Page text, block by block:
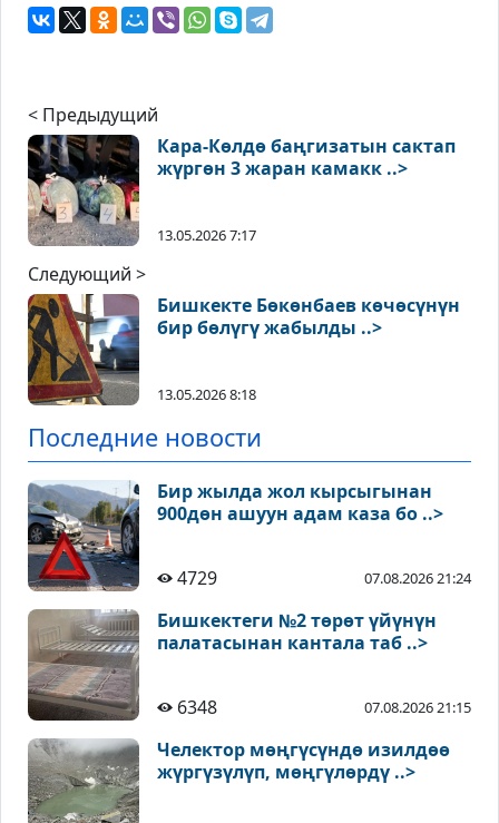
< Предыдущий
Кара-Көлдө баңгизатын сактап
жүргөн 3 жаран камакк ..>
13.05.2026 7:17
Следующий >
Бишкекте Бөкөнбаев көчөсүнүн
бир бөлүгү жабылды ..>
13.05.2026 8:18
Последние новости
Бир жылда жол кырсыгынан
900дөн ашуун адам каза бо ..>
4729 07.08.2026 21:24
Бишкектеги №2 төрөт үйүнүн
палатасынан кантала таб ..>
6348 07.08.2026 21:15
Челектор мөңгүсүндө изилдөө
жүргүзүлүп, мөңгүлөрдү ..>